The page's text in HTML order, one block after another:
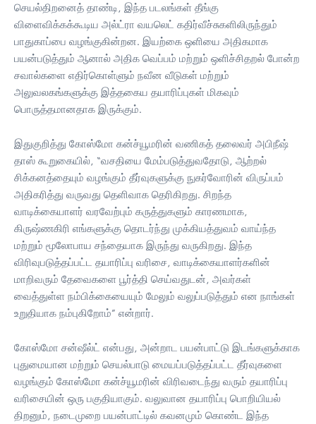
செயல்திறனைத் தாண்டி, இந்த படலங்கள் தீங்கு
விளைவிக்கக்கூடிய அல்ட்ரா வயலெட் கதிர்வீச்சுகளிலிருந்தும்
பாதுகாப்பை வழங்குகின்றன. இயற்கை ஒளியை அதிகமாக
பயன்படுத்தும் ஆனால் அதிக வெப்பம் மற்றும் ஒளிச்சிதறல் போன்ற
சவால்களை எதிர்கொள்ளும் நவீன வீடுகள் மற்றும்
அலுவலகங்களுக்கு இத்தகைய தயாரிப்புகள் மிகவும்
பொருத்தமானதாக இருக்கும்.
இதுகுறித்து கோஸ்மோ கன்ச்யூமரின் வணிகத் தலைவர் அபிநீஷ்
தாஸ் கூறுகையில், “வசதியை மேம்படுத்துவதோடு, ஆற்றல்
சிக்கனத்தையும் வழங்கும் தீர்வுகளுக்கு நுகர்வோரின் விருப்பம்
அதிகரித்து வருவது தெளிவாக தெரிகிறது. சிறந்த
வாடிக்கையாளர் வரவேற்பும் கருத்துகளும் காரணமாக,
கிருஷ்ணகிரி எங்களுக்கு தொடர்ந்து முக்கியத்துவம் வாய்ந்த
மற்றும் மூலோபாய சந்தையாக இருந்து வருகிறது. இந்த
விரிவுபடுத்தப்பட்ட தயாரிப்பு வரிசை, வாடிக்கையாளர்களின்
மாறிவரும் தேவைகளை பூர்த்தி செய்வதுடன், அவர்கள்
வைத்துள்ள நம்பிக்கையையும் மேலும் வலுப்படுத்தும் என நாங்கள்
உறுதியாக நம்புகிறோம்” என்றார்.
கோஸ்மோ சன்ஷீல்ட் என்பது, அன்றாட பயன்பாட்டு இடங்களுக்காக
புதுமையான மற்றும் செயல்பாடு மையப்படுத்தப்பட்ட தீர்வுகளை
வழங்கும் கோஸ்மோ கன்ச்யூமரின் விரிவடைந்து வரும் தயாரிப்பு
வரிசையின் ஒரு பகுதியாகும். வலுவான தயாரிப்பு பொறியியல்
திறனும், நடைமுறை பயன்பாட்டில் கவனமும் கொண்ட இந்த